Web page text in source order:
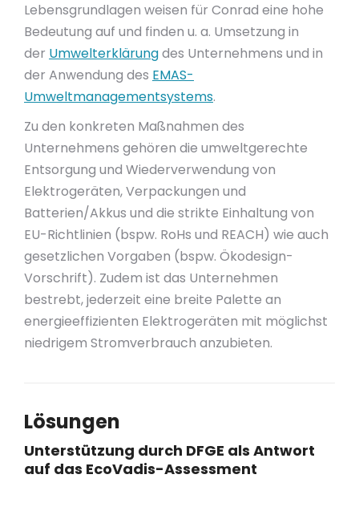
Lebensgrundlagen weisen für Conrad eine hohe
Bedeutung auf und finden u. a. Umsetzung in
der Umwelterklärungdes Unternehmens und in
der Anwendung des EMAS-
Umweltmanagementsystems.
Zu den konkreten Maßnahmen des
Unternehmens gehören die umweltgerechte
Entsorgung und Wiederverwendung von
Elektrogeräten, Verpackungen und
Batterien/Akkus und die strikte Einhaltung von
EU-Richtlinien (bspw. RoHs und REACH) wie auch
gesetzlichen Vorgaben (bspw. Ökodesign-
Vorschrift). Zudem ist das Unternehmen
bestrebt, jederzeit eine breite Palette an
energieeffizienten Elektrogeräten mit möglichst
niedrigem Stromverbrauch anzubieten.
Lösungen
Unterstützung durch DFGE als Antwort
auf das EcoVadis-Assessment